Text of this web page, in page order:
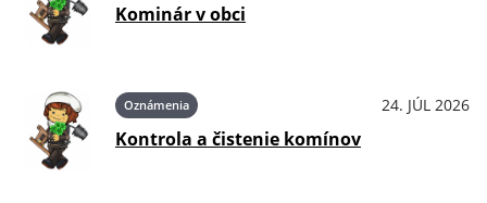
Kominár v obci
Oznámenia 24. JÚL 2026
Kontrola a čistenie komínov